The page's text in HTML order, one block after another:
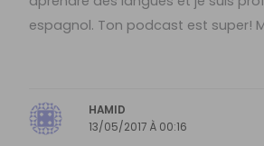
espagnol. Ton podcast est super!
HAMID
13/05/2017 À 00:16